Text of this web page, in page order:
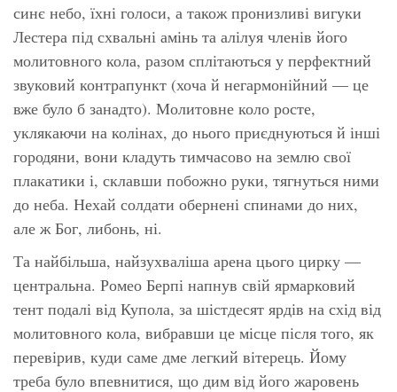
синє небо, їхні голоси, а також пронизливі вигуки
Лестера під схвальні амінь та алілуя членів його
молитовного кола, разом сплітаються у перфектний
звуковий контрапункт (хоча й негармонійний — це
вже було б занадто). Молитовне коло росте,
уклякаючи на колінах, до нього приєднуються й інші
городяни, вони кладуть тимчасово на землю свої
плакатики і, склавши побожно руки, тягнуться ними
до неба. Нехай солдати обернені спинами до них,
але ж Бог, либонь, ні.
Та найбільша, найзухваліша арена цього цирку —
центральна. Ромео Берпі напнув свій ярмарковий
тент подалі від Купола, за шістдесят ярдів на схід від
молитовного кола, вибравши це місце після того, як
перевірив, куди саме дме легкий вітерець. Йому
треба було впевнитися, що дим від його жаровень